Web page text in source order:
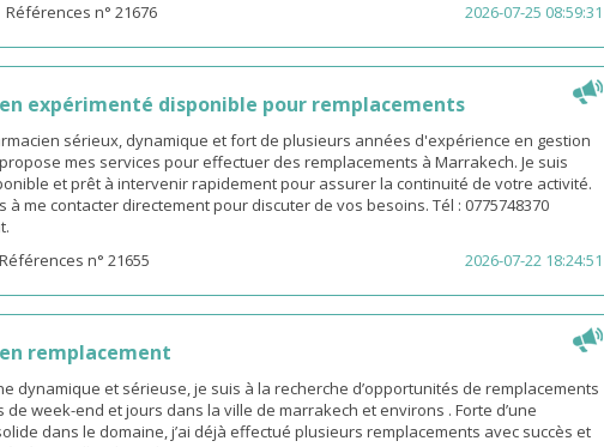
Références n° 21676 2026-07-25 08:59:31
expérimenté disponible pour remplacements
sérieux, dynamique et fort de plusieurs années d'expérience en gestion
mes services pour effectuer des remplacements à Marrakech. Je suis
et prêt à intervenir rapidement pour assurer la continuité de votre activité.
à me contacter directement pour discuter de vos besoins. Tél : 0775748370
n° 21655 2026-07-22 18:24:51
remplacement
dynamique et sérieuse, je suis à la recherche d’opportunités de remplacements
de week-end et jours dans la ville de marrakech et environs . Forte d’une
dans le domaine, j’ai déjà effectué plusieurs remplacements avec succès et